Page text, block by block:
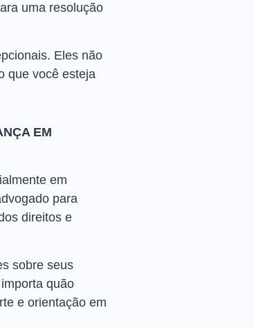
uma resolução
Eles não
que você esteja
EM
em
para
direitos e
sobre seus
quão
e orientação em